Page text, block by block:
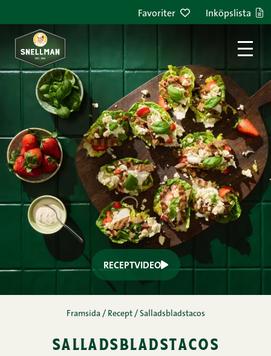
Favoriter Inköpslista
RECEPTVIDEO
Framsida / Recept / Salladsbladstacos
salladsbladstacos